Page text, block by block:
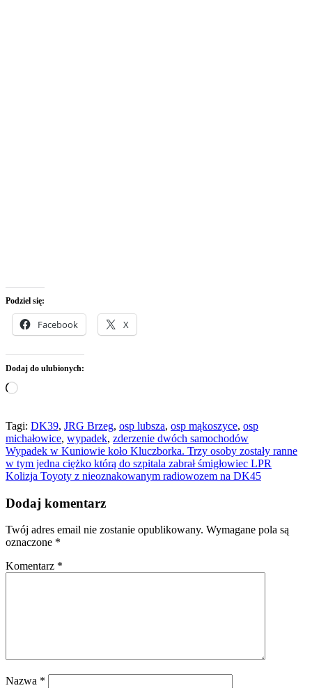
Podziel się:
Facebook X
Dodaj do ulubionych:
Wczytywanie…
Tagi: DK39, JRG Brzeg, osp lubsza, osp mąkoszyce, osp
michałowice, wypadek, zderzenie dwóch samochodów
Nawigacja
wpisu
Wypadek w Kuniowie koło Kluczborka. Trzy osoby zostały ranne
w tym jedna ciężko którą do szpitala zabrał śmigłowiec LPR
Kolizja Toyoty z nieoznakowanym radiowozem na DK45
Dodaj komentarz
Twój adres email nie zostanie opublikowany. Wymagane pola są
oznaczone *
Komentarz *
Nazwa *